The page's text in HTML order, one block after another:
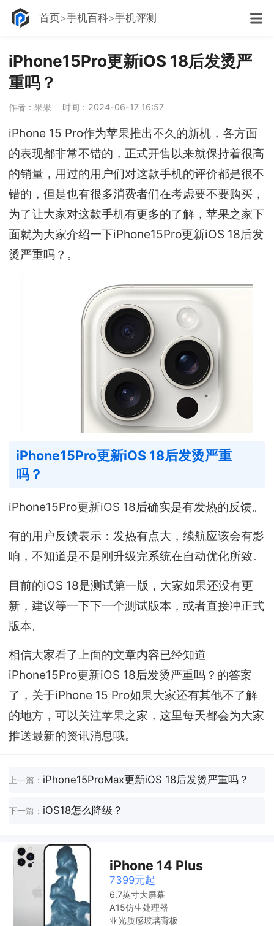
首页 手机百科 手机评测
iPhone15Pro更新iOS 18后发烫严
重吗？
作者：果果 时间：2024-06-17 16:57
iPhone 15 Pro作为苹果推出不久的新机，各方面
的表现都非常不错的，正式开售以来就保持着很高
的销量，用过的用户们对这款手机的评价都是很不
错的，但是也有很多消费者们在考虑要不要购买，
为了让大家对这款手机有更多的了解，苹果之家下
面就为大家介绍一下iPhone15Pro更新iOS 18后发
烫严重吗？。
iPhone15Pro更新iOS 18后发烫严重
吗？
iPhone15Pro更新iOS 18后确实是有发热的反馈。
有的用户反馈表示：发热有点大，续航应该会有影
响，不知道是不是刚升级完系统在自动优化所致。
目前的iOS 18是测试第一版，大家如果还没有更
新，建议等一下下一个测试版本，或者直接冲正式
版本。
相信大家看了上面的文章内容已经知道
iPhone15Pro更新iOS 18后发烫严重吗？的答案
了，关于iPhone 15 Pro如果大家还有其他不了解
的地方，可以关注苹果之家，这里每天都会为大家
推送最新的资讯消息哦。
上一篇： iPhone15ProMax更新iOS 18后发烫严重吗？
下一篇： iOS18怎么降级？
iPhone 14 Plus
7399元起
6.7英寸大屏幕
A15仿生处理器
亚光质感玻璃背板